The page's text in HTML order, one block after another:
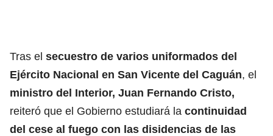
Tras el secuestro de varios uniformados del
Ejército Nacional en San Vicente del Caguán, el
ministro del Interior, Juan Fernando Cristo,
reiteró que el Gobierno estudiará la continuidad
del cese al fuego con las disidencias de las